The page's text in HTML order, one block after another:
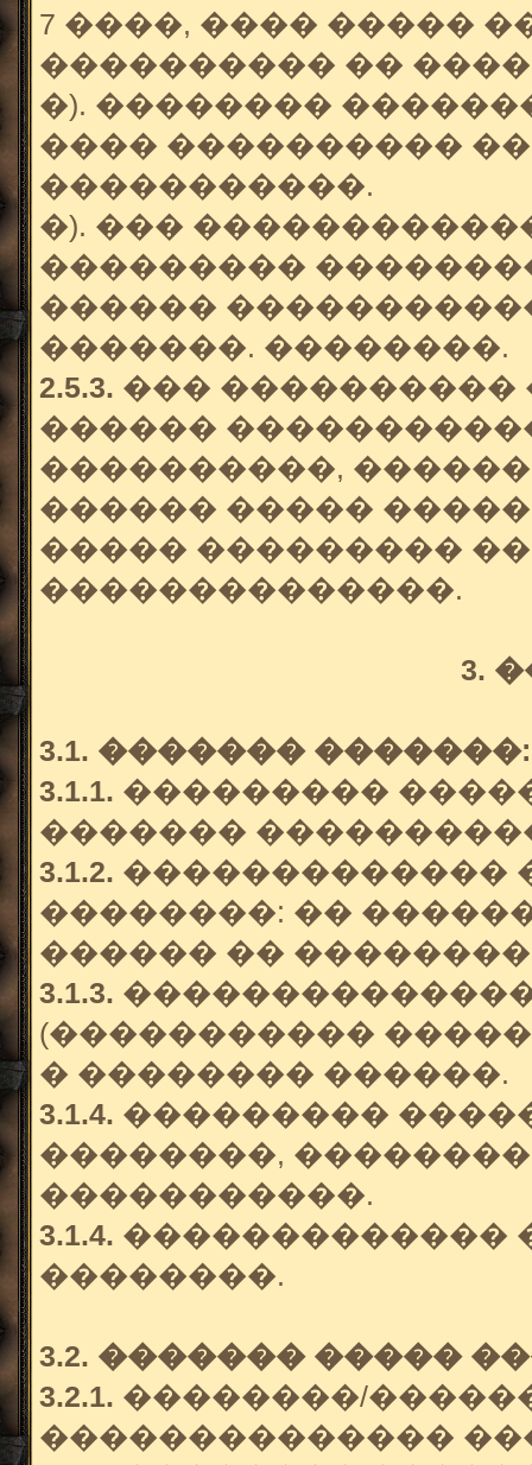
7 ����, ���� �����
���������� ��
�). ��������
���� ���������� ��
�����������.
�). ���
���������
������
�������. ��������.
2.5.3. ��� ����������
������
����������,
������ �����
����� ���������
��������������.
3.
3.1. ������� �������:
3.1.1. ���������
�������
3.1.2. �������������
��������: ��
������ ��
3.1.3.
(�����������
� �������� ������.
3.1.4. ���������
��������,
�����������.
3.1.4. �������������
��������.
3.2. ������� �����
3.2.1. ��������/
��������������